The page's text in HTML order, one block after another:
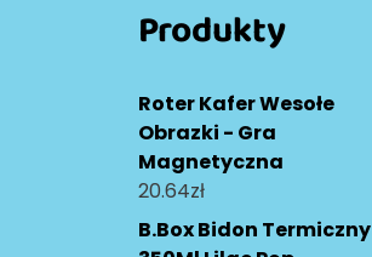
Produkty
Roter Kafer Wesołe
Obrazki - Gra
Magnetyczna
20.64zł
B.Box Bidon Termiczny